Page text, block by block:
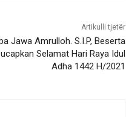
Artikulli tjetër
Jawa Amrulloh. S.I.P, Beserta
Selamat Hari Raya Idul
Adha 1442 H/2021